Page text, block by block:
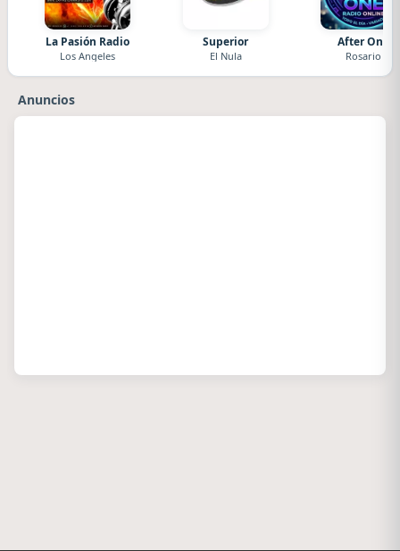
La Pasión Radio
Los Angeles
Superior
El Nula
After One
Rosario
Anuncios